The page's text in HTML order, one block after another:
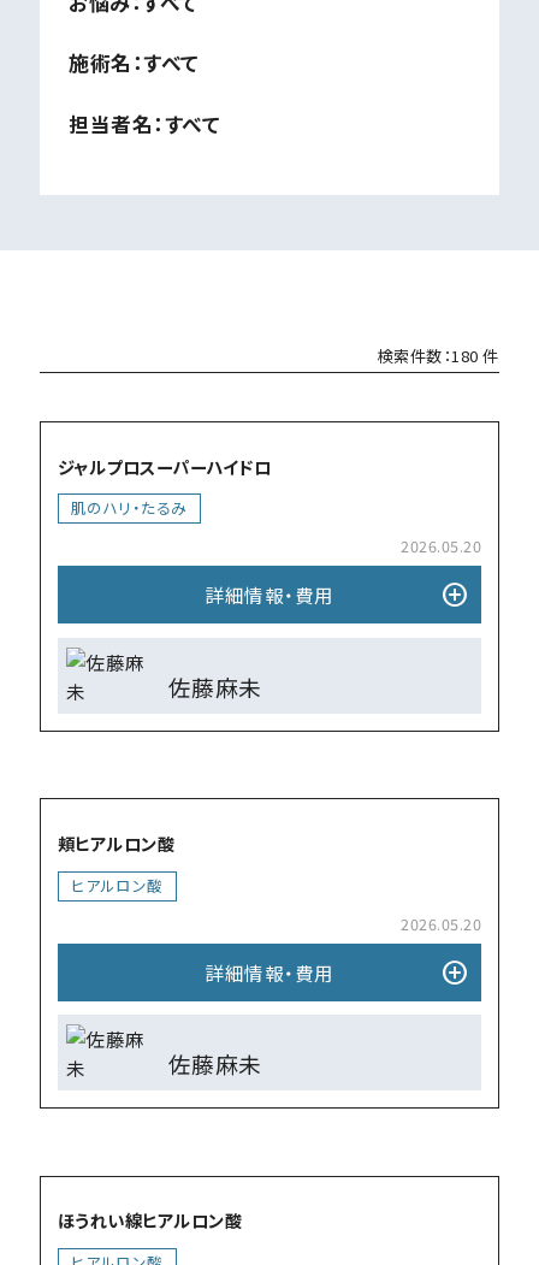
施術名：すべて
担当者名：すべて
検索件数：180 件
ジャルプロスーパーハイドロ
肌のハリ・たるみ
2026.05.20
詳細情報・費⽤ add_circle
佐藤麻未
頬ヒアルロン酸
ヒアルロン酸
2026.05.20
詳細情報・費⽤ add_circle
佐藤麻未
ほうれい線ヒアルロン酸